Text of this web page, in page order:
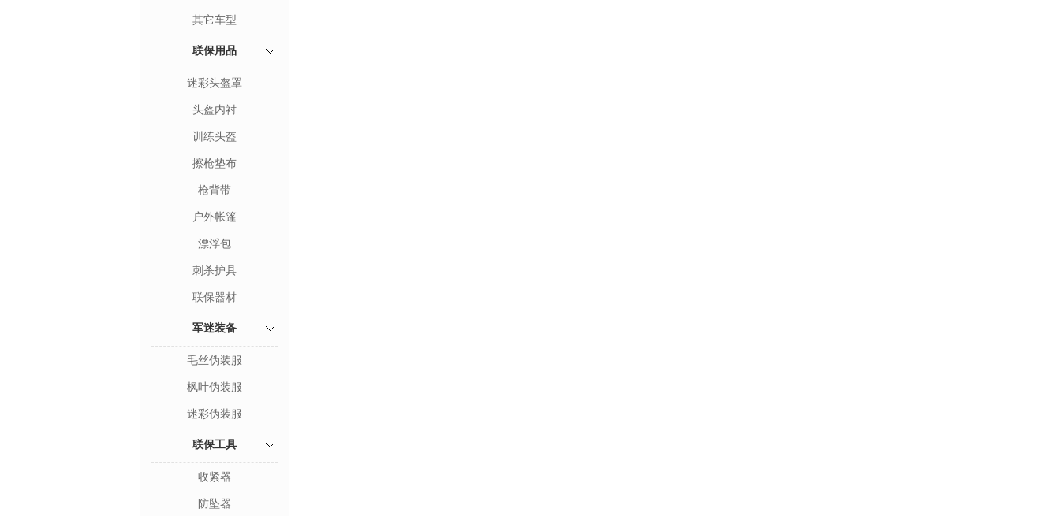
其它车型
联保用品
迷彩头盔罩
头盔内衬
训练头盔
擦枪垫布
枪背带
户外帐篷
漂浮包
刺杀护具
联保器材
军迷装备
毛丝伪装服
枫叶伪装服
迷彩伪装服
联保工具
收紧器
防坠器